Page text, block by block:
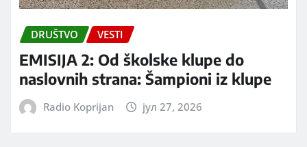
DRUŠTVO VESTI
EMISIJA 2: Od školske klupe do
naslovnih strana: Šampioni iz klupe
Radio Koprijan јул 27, 2026